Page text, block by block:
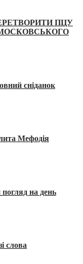
ПЦУ
сніданок
Мефодія
погляд на день
слова